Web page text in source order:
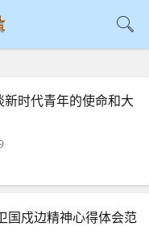
时代青年的使命和大
国戍边精神心得体会范